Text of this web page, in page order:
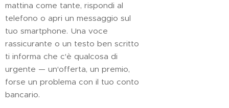
mattina come tante, rispondi al
telefono o apri un messaggio sul
tuo smartphone. Una voce
rassicurante o un testo ben scritto
ti informa che c'è qualcosa di
urgente — un'offerta, un premio,
forse un problema con il tuo conto
bancario.